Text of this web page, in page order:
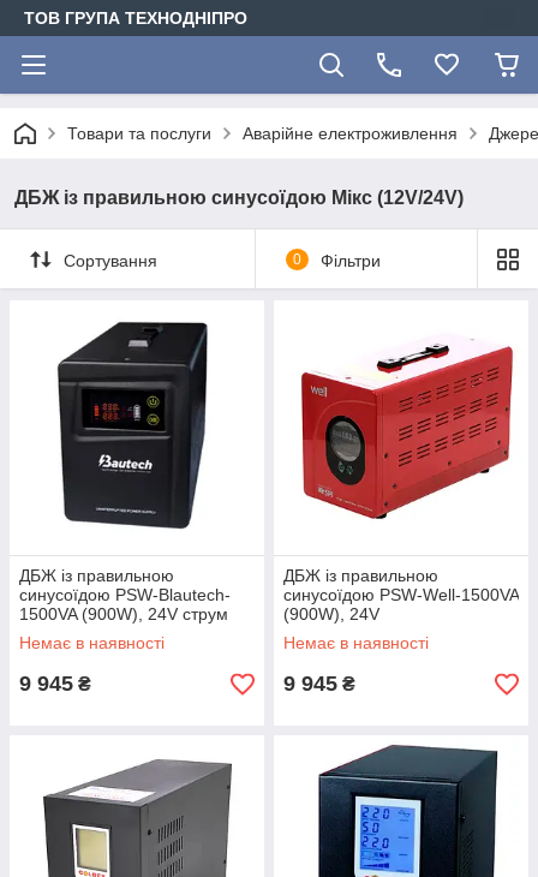
ТОВ ГРУПА ТЕХНОДНІПРО
Товари та послуги Аварійне електроживлення
ДБЖ із правильною синусоїдою Мікс (12V/24V)
Сортування 0 Фільтри
ДБЖ із правильною
синусоїдою PSW-Blautech-
1500VA (900W), 24V струм
заряду до 10 А Q2
Немає в наявності
9 945 ₴
ДБЖ із правильною
синусоїдою PSW-Well-1500VA
(900W), 24V
Немає в наявності
9 945 ₴